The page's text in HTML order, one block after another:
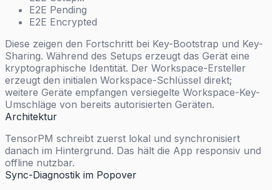
E2E Pending
E2E Encrypted
Diese zeigen den Fortschritt bei Key-Bootstrap und Key-
Sharing. Während des Setups erzeugt das Gerät eine
kryptographische Identität. Der Workspace-Ersteller
erzeugt den initialen Workspace-Schlüssel direkt;
weitere Geräte empfangen versiegelte Workspace-Key-
Umschläge von bereits autorisierten Geräten.
Architektur
TensorPM schreibt zuerst lokal und synchronisiert
danach im Hintergrund. Das hält die App responsiv und
offline nutzbar.
Sync-Diagnostik im Popover